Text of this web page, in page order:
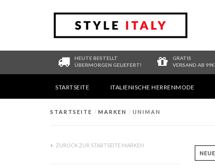
HEUTE BESTELLT
ÜBERMORGEN GELIEFERT!
GRATIS
VERSAND AB 99€
STARTSEITE ITALIENISCHE HERRENMODE
STARTSEITE / MARKEN / UNIMAN
ZURÜCK ZUR STARTSEITE MARKEN